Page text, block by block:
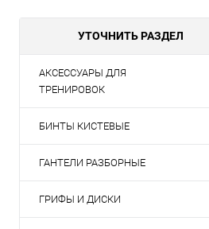
УТОЧНИТЬ РАЗДЕЛ
АКСЕССУАРЫ ДЛЯ
ТРЕНИРОВОК
БИНТЫ КИСТЕВЫЕ
ГАНТЕЛИ РАЗБОРНЫЕ
ГРИФЫ И ДИСКИ